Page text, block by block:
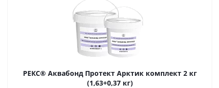
РЕКС® Аквабонд Протект Арктик комплект 2 кг
(1,63+0,37 кг)